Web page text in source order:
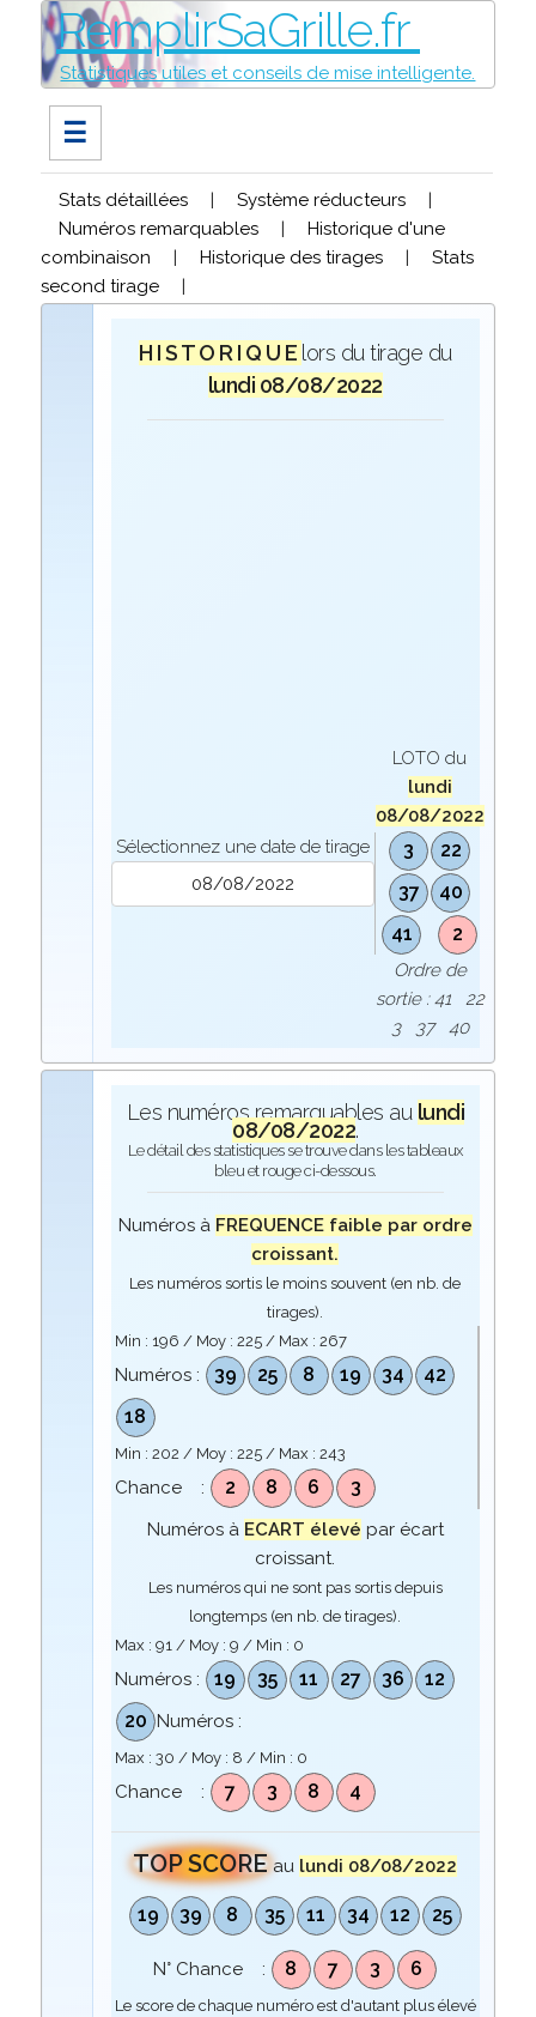
RemplirSaGrille.fr
Statistiques utiles et conseils de mise intelligente.
☰
Stats détaillées | Système réducteurs
|
Numéros remarquables
|
Historique d'une
combinaison
| Historique des tirages |
Stats
second tirage
|
H I S T O R I Q U E lors du tirage du
lundi 08/08/2022
Sélectionnez une date de tirage
LOTO du
lundi
08/08/2022
3
22
37
40
41
2
Ordre de
sortie : 41 22
3 37 40
Les numéros remarquables au lundi
08/08/2022.
Le détail des statistiques se trouve dans les tableaux
bleu et rouge ci-dessous.
Numéros à FREQUENCE faible par ordre
croissant.
Les numéros sortis le moins souvent (en nb. de
tirages).
Min : 196 / Moy : 225/ Max : 267
Numéros : 39 25 8 19 34
42
18
Min : 202 / Moy : 225/ Max : 243
Chance : 2 8 6 3
Numéros à ECART élevé par écart
croissant.
Les numéros qui ne sont pas sortis depuis
longtemps (en nb. de tirages).
Max : 91/ Moy : 9 / Min : 0
Numéros : 19 35 11 27 36
12
20 Numéros :
Max : 30 / Moy : 8 / Min : 0
Chance : 7 3 8 4
TOP SCORE au lundi 08/08/2022
19 39 8 35 11 34 12 25
N° Chance : 8 7 3 6
Le score de chaque numéro est d'autant plus élevé